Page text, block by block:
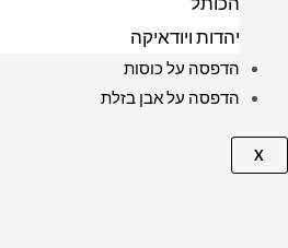
יהדות ויודאיקה
הדפסה על כוסות
הדפסה על אבן בזלת
X